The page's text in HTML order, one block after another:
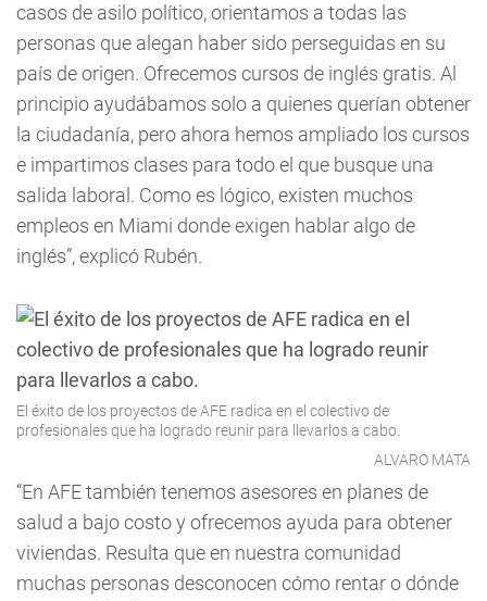
casos de asilo político, orientamos a todas las
personas que alegan haber sido perseguidas en su
país de origen. Ofrecemos cursos de inglés gratis. Al
principio ayudábamos solo a quienes querían obtener
la ciudadanía, pero ahora hemos ampliado los cursos
e impartimos clases para todo el que busque una
salida laboral. Como es lógico, existen muchos
empleos en Miami donde exigen hablar algo de
inglés”, explicó Rubén.
El éxito de los proyectos de AFE radica en el colectivo de
profesionales que ha logrado reunir para llevarlos a cabo.
ALVARO MATA
“En AFE también tenemos asesores en planes de
salud a bajo costo y ofrecemos ayuda para obtener
viviendas. Resulta que en nuestra comunidad
muchas personas desconocen cómo rentar o dónde